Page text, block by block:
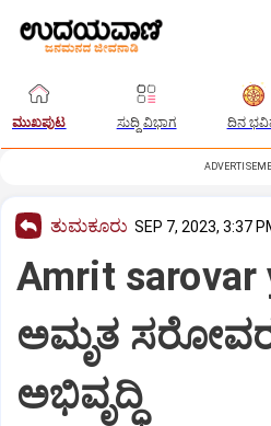
ಮುಖಪುಟ ಸುದ್ದಿ ವಿಭಾಗ ದಿನ
ತುಮಕೂರು SEP 7, 2023, 3:37
Amrit sarovar
ಅಮೃತ
ಅಭಿವೃದ್ಧಿ